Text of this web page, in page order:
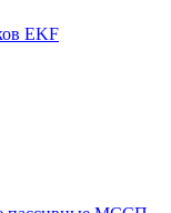
EKF